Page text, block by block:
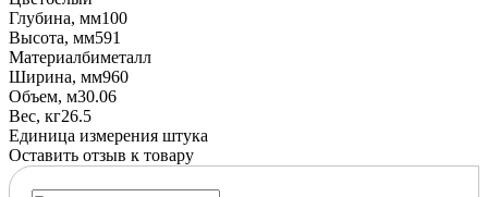
Глубина, мм100
Высота, мм591
Материалбиметалл
Ширина, мм960
Объем, м30.06
Вес, кг26.5
Единица измерения штука
Оставить отзыв к товару